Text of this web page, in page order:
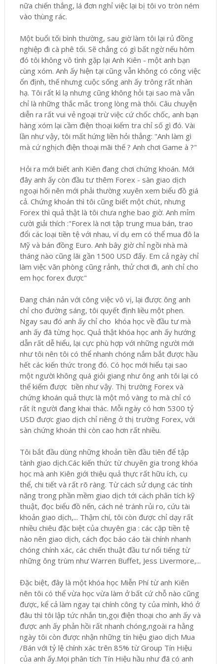
nữa chiến thắng, lá đơn nghỉ việc lại bị tôi vo tròn ném
vào thùng rác.
Một buổi tối bình thường, sau giờ làm tôi lại rủ đồng
nghiệp đi cà phê tối. Sẽ chẳng có gì bất ngờ nếu hôm
đó tôi không vô tình gặp lại Anh Kiên - một anh bạn
cùng xóm. Anh ấy hiện tại cũng vẫn không có công việc
ổn định, thế nhưng cuộc sống anh ấy trông rất nhàn
hạ. Tôi rất kì lạ nhưng cũng không hỏi tại sao mà vẫn
chỉ là những thắc mắc trong lòng mà thôi. Câu chuyện
diễn ra rất vui vẻ ngoại trừ việc cứ chốc chốc, anh bạn
hàng xóm lại cầm điện thoại kiểm tra chỉ số gì đó. Vài
lần như vậy, tôi mất hứng liền hỏi thẳng: "Anh làm gì
mà cứ nghịch điện thoại mãi thế ? Anh chơi Game à ?"
Hỏi ra mới biết anh Kiên đang chơi chứng khoán. Mới
đây anh ấy còn đầu tư thêm Forex - sàn giao dịch
ngoại hối nên mới phải thường xuyên xem biểu đồ giá
cả. Chứng khoán thì tôi cũng biết một chút, nhưng
Forex thì quả thật là tôi chưa nghe bao giờ. Anh mỉm
cười giải thích :"Forex là nơi tập trung mua bán, trao
đổi các loại tiền tệ với nhau, ví dụ em có thể mua đô la
Mỹ và bán đồng Euro. Anh bây giờ chỉ ngồi nhà mà
tháng nào cũng lãi gần 1500 USD đấy. Em cả ngày chỉ
làm việc văn phòng cũng rảnh, thử chơi đi, anh chỉ cho
em học forex được"
Đang chán nản với công việc vô vị, lại được ông anh
chỉ cho đường sáng, tôi quyết định liều một phen.
Ngay sau đó anh ấy chỉ cho khóa học về đầu tư mà
anh ấy đã từng học. Quả thật khóa học anh ấy hướng
dẫn rất dễ hiểu, lại cực phù hợp với những người mới
như tôi nên tôi có thể nhanh chóng nắm bắt được hầu
hết các kiến thức trong đó. Có học mới hiểu tại sao
một người không quá giỏi giang như ông anh tôi lại có
thể kiếm được tiền như vậy. Thị trường Forex và
chứng khoán quả thực là một mỏ vàng to mà chỉ có
rất ít người đang khai thác. Mỗi ngày có hơn 5300 tỷ
USD được giao dịch chỉ riêng ở thị trường Forex, với
sàn chứng khoán thì còn cao hơn rất nhiều.
Tôi bắt đầu dùng những khoản tiền đầu tiên để tập
tành giao dịch.Các kiến thức từ chuyên gia trong khóa
học mà anh Kiên giới thiệu quả thực rất hữu ích, cụ
thể, chi tiết và rất rõ ràng. Từ cách sử dụng các tính
năng trong phần mềm giao dịch tới cách phân tích kỹ
thuật, đọc biểu đồ nến, cách né tránh rủi ro, cứu tài
khoản giao dịch,... Thậm chí, tôi còn được chỉ dạy rất
nhiều chiêu đặc biệt của chuyên gia : các cặp tiền tệ
nào nên giao dịch, cách đọc báo cáo tài chính nhanh
chóng chính xác, các chiến thuật đầu tư nổi tiếng từ
những ông trùm như Warren Buffet, Jess Livermore,...
Đặc biệt, đây là một khóa học Miễn Phí từ anh Kiên
nên tôi có thể vừa học vừa làm ở bất cứ chỗ nào cũng
được, kể cả làm ngay tại chính công ty của mình, khó ở
đâu thì tôi lập tức nhắn tin,gọi điện thoại cho anh ấy và
được anh ấy phản hồi rất nhanh chóng,ngoài ra hằng
ngày tôi còn được nhận những tín hiệu giao dịch Mua
/Bán với tỷ lệ chính xác trên 85% từ Group Tín Hiệu
của anh ấy.Mọi phân tích Tín Hiệu hầu như đã có anh